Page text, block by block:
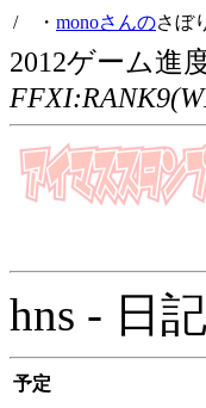
/ ・ monoさんのさぼ
2012ゲーム進
hns - 日
予定